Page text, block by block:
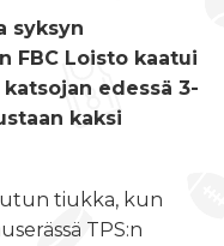
syksyn
FBC Loisto kaatui
edessä 3-
kaksi
tiukka, kun
TPS:n